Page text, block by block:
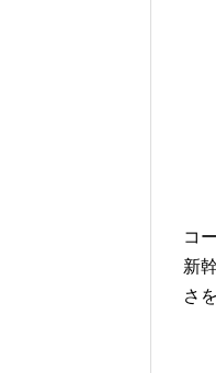
コ
新
さ